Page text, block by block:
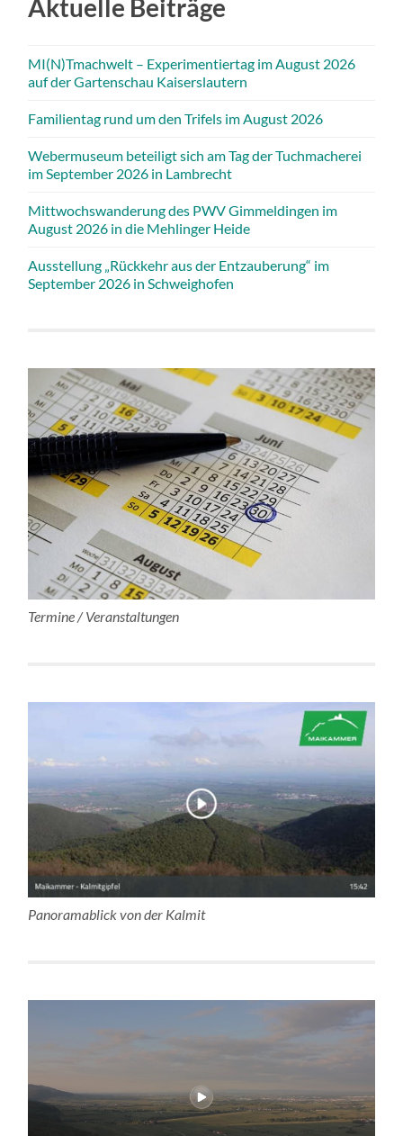
Aktuelle Beiträge
MI(N)Tmachwelt – Experimentiertag im August 2026
auf der Gartenschau Kaiserslautern
Familientag rund um den Trifels im August 2026
Webermuseum beteiligt sich am Tag der Tuchmacherei
im September 2026 in Lambrecht
Mittwochswanderung des PWV Gimmeldingen im
August 2026 in die Mehlinger Heide
Ausstellung „Rückkehr aus der Entzauberung“ im
September 2026 in Schweighofen
Termine / Veranstaltungen
Panoramablick von der Kalmit